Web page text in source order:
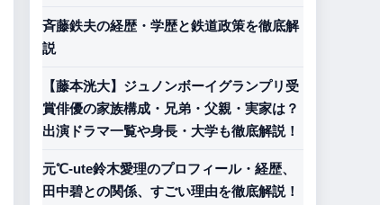
斉藤鉄夫の経歴・学歴と鉄道政策を徹底解
説
【藤本洸大】ジュノンボーイグランプリ受
賞俳優の家族構成・兄弟・父親・実家は？
出演ドラマ一覧や身長・大学も徹底解説！
元℃-ute鈴木愛理のプロフィール・経歴、
田中碧との関係、すごい理由を徹底解説！